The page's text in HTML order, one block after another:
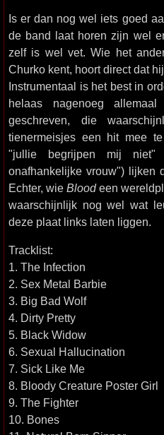
Is er dan nog wel iets goed
de band laat horen zijn wel
zelf is wel vet. Wie het
Churko kent, hoort direct dat
Instrumentaal is het best in
helaas nagenoeg
geschreven, die
tienermeisjes een hit mee
"jullie begrijpen mij
onafhankelijke vrouw") lijken
Echter, wie Bloodeen
waarschijnlijk nog wel wat
deze plaat links laten liggen.
Tracklist:
1. The Infection
2. Sex Metal Barbie
3. Big Bad Wolf
4. Dirty Pretty
5. Black Widow
6. Sexual Hallucination
7. Sick Like Me
8. Bloody Creature Poster Girl
9. The Fighter
10. Bones